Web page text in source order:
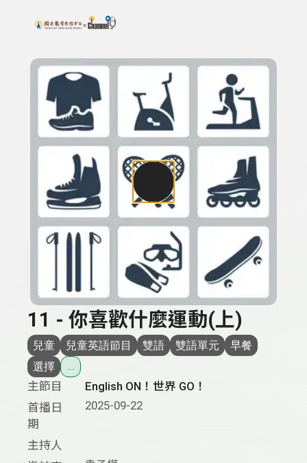
上方功能區塊
搜尋關鍵字：可輸入節目名稱、主持人或關鍵字
11 - 你喜歡什麼運動(上)
兒童 兒童英語節目 雙語 雙語單元
早餐
選擇
主節目
English ON！世界 GO！
首播日
期
2025-09-22
主持人